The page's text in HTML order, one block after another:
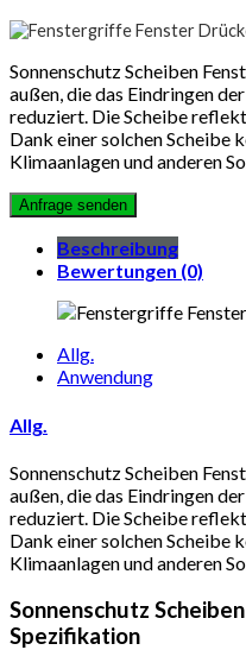
Sonnenschutz Scheiben
außen, die das Eindringen
reduziert. Die Scheibe
Dank einer solchen Scheibe
Klimaanlagen und anderen
Beschreibung
Bewertungen (0)
Allg.
Anwendung
Allg.
Sonnenschutz Scheiben
außen, die das Eindringen
reduziert. Die Scheibe
Dank einer solchen Scheibe
Klimaanlagen und anderen
Sonnenschutz
Spezifikation